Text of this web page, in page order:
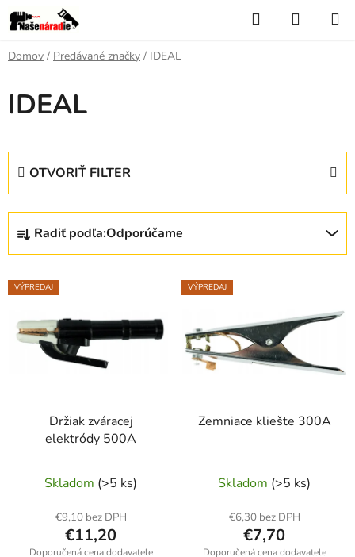
Prejsť
na
obsah
Hľadať
KOŠÍK
Domov / Predávané značky / IDEAL
IDEAL
OTVORIŤ FILTER
R
d
e
n
e
Radiť podľa:Odporúčame
V
ý
p
VÝPREDAJ
Držiak zváracej
elektródy 500A
Skladom (>5 ks)
€9,10 bez DPH
€11,20
VÝPREDAJ
Zemniace kliešte 300A
Skladom (>5 ks)
€6,30 bez DPH
€7,70